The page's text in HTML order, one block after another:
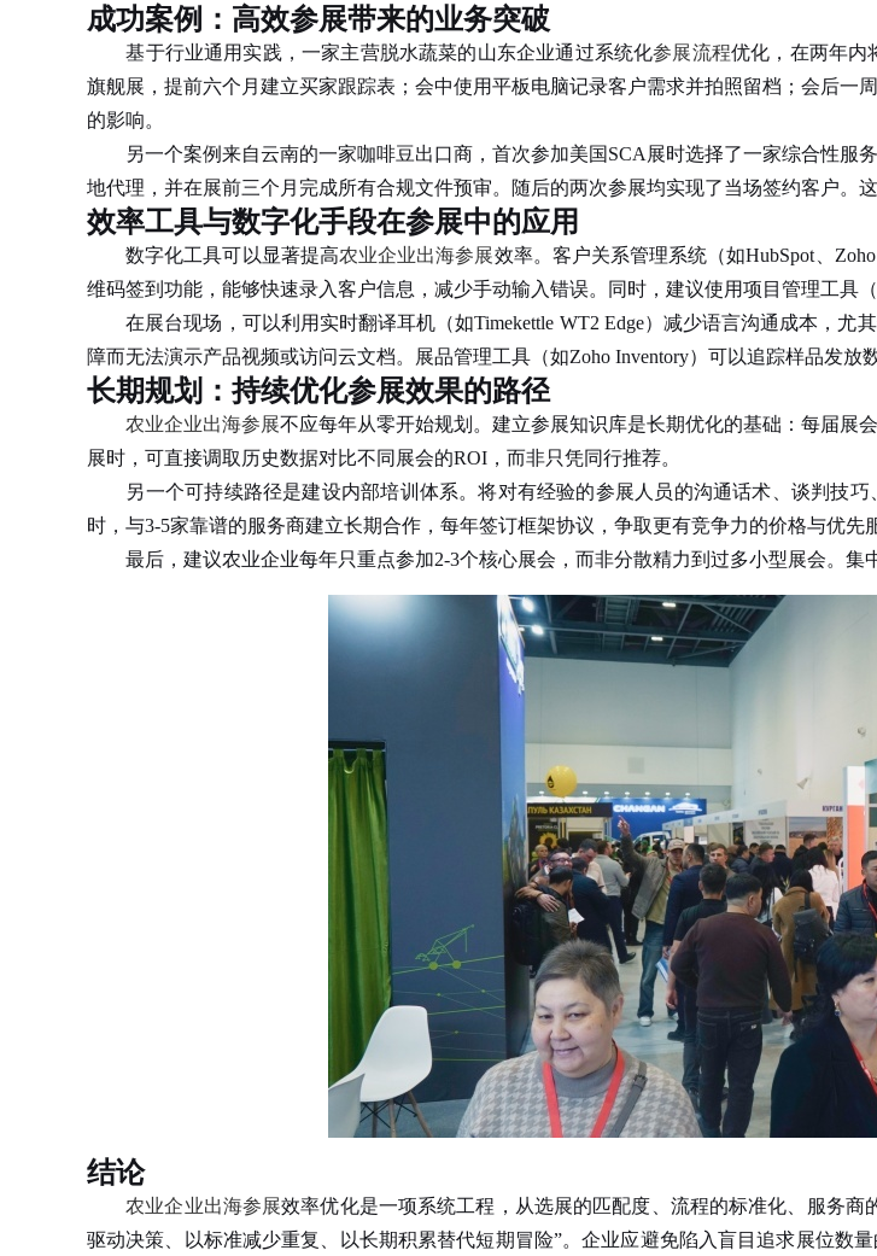
成功案例：高效参展带来的业务突破
基于行业通用实践，一家主营脱水蔬菜的山东企业通过系统化参展流程优化，在两年内
旗舰展，提前六个月建立买家跟踪表；会中使用平板电脑记录客户需求并拍照留档；会后
的影响。
另一个案例来自云南的一家咖啡豆出口商，首次参加美国SCA展时选择了一家综合性服
地代理，并在展前三个月完成所有合规文件预审。随后的两次参展均实现了当场签约客户。
效率工具与数字化手段在参展中的应用
数字化工具可以显著提高农业企业出海参展效率。客户关系管理系统（如HubSpot、
维码签到功能，能够快速录入客户信息，减少手动输入错误。同时，建议使用项目管理工具
在展台现场，可以利用实时翻译耳机（如Timekettle WT2 Edge）减少语言沟通成本，尤
障而无法演示产品视频或访问云文档。展品管理工具（如Zoho Inventory）可以追踪样品发放
长期规划：持续优化参展效果的路径
农业企业出海参展不应每年从零开始规划。建立参展知识库是长期优化的基础：每届展
展时，可直接调取历史数据对比不同展会的ROI，而非只凭同行推荐。
另一个可持续路径是建设内部培训体系。将对有经验的参展人员的沟通话术、谈判技巧
时，与3-5家靠谱的服务商建立长期合作，每年签订框架协议，争取更有竞争力的价格与优先
最后，建议农业企业每年只重点参加2-3个核心展会，而非分散精力到过多小型展会。集
结论
农业企业出海参展效率优化是一项系统工程，从选展的匹配度、流程的标准化、服务
驱动决策、以标准减少重复、以长期积累替代短期冒险”。企业应避免陷入盲目追求展位数